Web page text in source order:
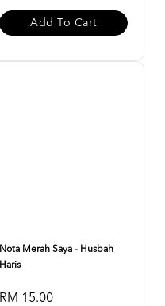
Add To Cart
Nota Merah Saya - Husbah
Haris
RM 15.00